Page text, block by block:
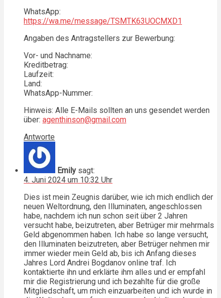
WhatsApp:
https://wa.me/message/TSMTK63UOCMXD1
Angaben des Antragstellers zur Bewerbung:
Vor- und Nachname:
Kreditbetrag:
Laufzeit:
Land:
WhatsApp-Nummer:
Hinweis: Alle E-Mails sollten an uns gesendet werden
über: agenthinson@gmail.com
Antworte
Emily sagt:
4. Juni 2024 um 10:32 Uhr
Dies ist mein Zeugnis darüber, wie ich mich endlich der
neuen Weltordnung, den Illuminaten, angeschlossen
habe, nachdem ich nun schon seit über 2 Jahren
versucht habe, beizutreten, aber Betrüger mir mehrmals
Geld abgenommen haben. Ich habe so lange versucht,
den Illuminaten beizutreten, aber Betrüger nehmen mir
immer wieder mein Geld ab, bis ich Anfang dieses
Jahres Lord Andrei Bogdanov online traf. Ich
kontaktierte ihn und erklärte ihm alles und er empfahl
mir die Registrierung und ich bezahlte für die große
Mitgliedschaft, um mich einzuarbeiten und ich wurde in